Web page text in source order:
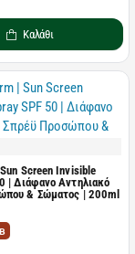
Καλάθι
Screen Invisible
| Διάφανο Αντηλιακό
& Σώματος | 200ml